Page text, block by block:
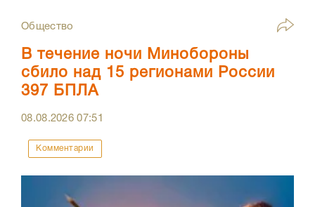
Общество
В течение ночи Минобороны
сбило над 15 регионами России
397 БПЛА
08.08.202607:51
Комментарии